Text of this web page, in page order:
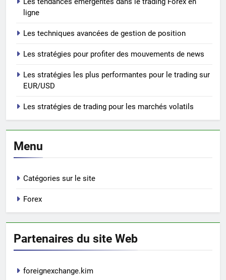
ligne
Les techniques avancées de gestion de position
Les stratégies pour profiter des mouvements de news
Les stratégies les plus performantes pour le trading sur
EUR/USD
Les stratégies de trading pour les marchés volatils
Menu
Catégories sur le site
Forex
Partenaires du site Web
foreignexchange.kim